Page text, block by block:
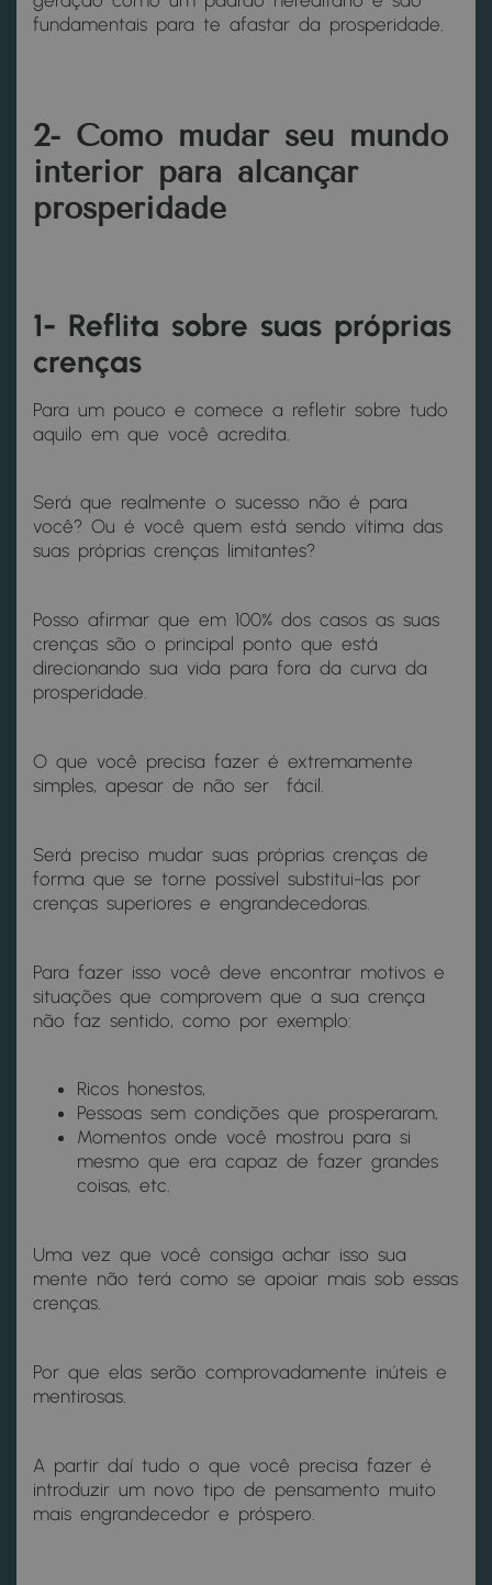
fundamentais para te afastar da prosperidade.
2- Como mudar seu mundo
interior para alcançar
prosperidade
1- Reflita sobre suas próprias
crenças
Para um pouco e comece a refletir sobre tudo
aquilo em que você acredita.
Será que realmente o sucesso não é para
você? Ou é você quem está sendo vítima das
suas próprias crenças limitantes?
Posso afirmar que em 100% dos casos as suas
crenças são o principal ponto que está
direcionando sua vida para fora da curva da
prosperidade.
O que você precisa fazer é extremamente
simples, apesar de não ser fácil.
Será preciso mudar suas próprias crenças de
forma que se torne possível substitui-las por
crenças superiores e engrandecedoras.
Para fazer isso você deve encontrar motivos e
situações que comprovem que a sua crença
não faz sentido, como por exemplo:
Ricos honestos,
Pessoas sem condições que prosperaram,
Momentos onde você mostrou para si
mesmo que era capaz de fazer grandes
coisas, etc.
Uma vez que você consiga achar isso sua
mente não terá como se apoiar mais sob essas
crenças.
Por que elas serão comprovadamente inúteis e
mentirosas.
A partir daí tudo o que você precisa fazer é
introduzir um novo tipo de pensamento muito
mais engrandecedor e próspero.